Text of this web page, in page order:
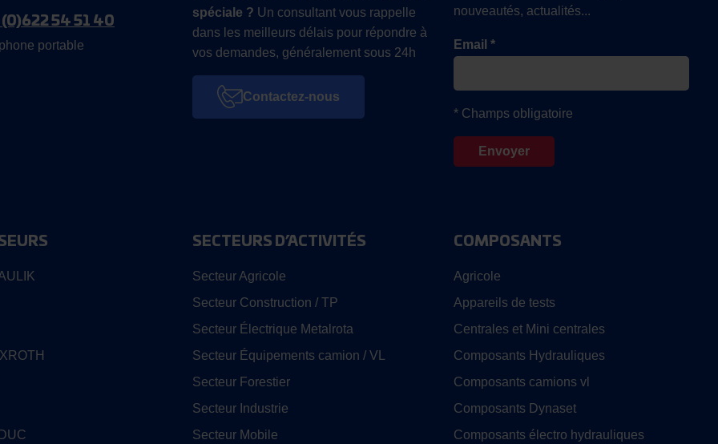
(0)622 54 51 40
portable
spéciale ? Un consultant vous rappelle
dans les meilleurs délais pour répondre à
vos demandes, généralement sous 24h
Contactez-nous
nouveautés, actualités...
Email *
* Champs obligatoire
SECTEURS D’ACTIVITÉS
Secteur Agricole
Secteur Construction / TP
Secteur Électrique Metalrota
Secteur Équipements camion / VL
Secteur Forestier
Secteur Industrie
Secteur Mobile
COMPOSANTS
Agricole
Appareils de tests
Centrales et Mini centrales
Composants Hydrauliques
Composants camions vl
Composants Dynaset
Composants électro hydrauliques